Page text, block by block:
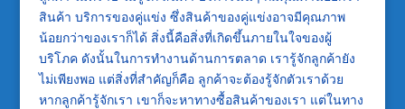
สินค้า บริการของคู่แข่ง ซึ่งสินค้าของคู่แข่งอาจมีคุณภาพ
น้อยกว่าของเราก็ได้ สิ่งนี้คือสิ่งที่เกิดขึ้นภายในใจของผู้
บริโภค ดังนั้นในการทำงานด้านการตลาด เรารู้จักลูกค้ายัง
ไม่เพียงพอ แต่สิ่งที่สำคัญก็คือ ลูกค้าจะต้องรู้จักตัวเราด้วย
หากลูกค้ารู้จักเรา เขาก็จะหาทางซื้อสินค้าของเรา แต่ในทาง